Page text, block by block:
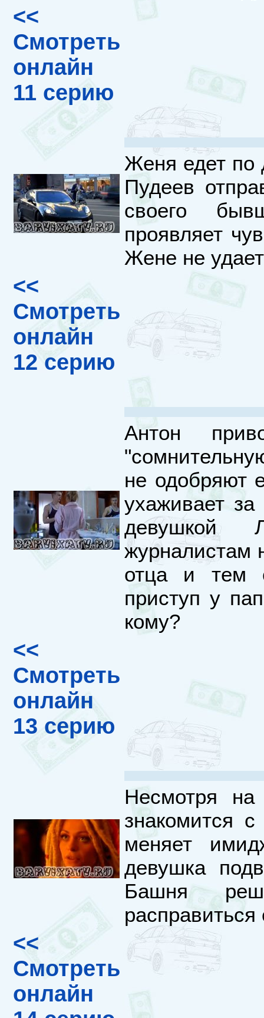
<<
Смотреть
онлайн
11 серию
Женя едет по
Пудеев
своего
проявляет
Жене не
<<
Смотреть
онлайн
12 серию
Антон
не одобряют
ухаживает
девушкой
журналистам
отца и тем
приступ у
кому?
<<
Смотреть
онлайн
13 серию
Несмотря
знакомится
меняет
девушка
Башня
<<
Смотреть
онлайн